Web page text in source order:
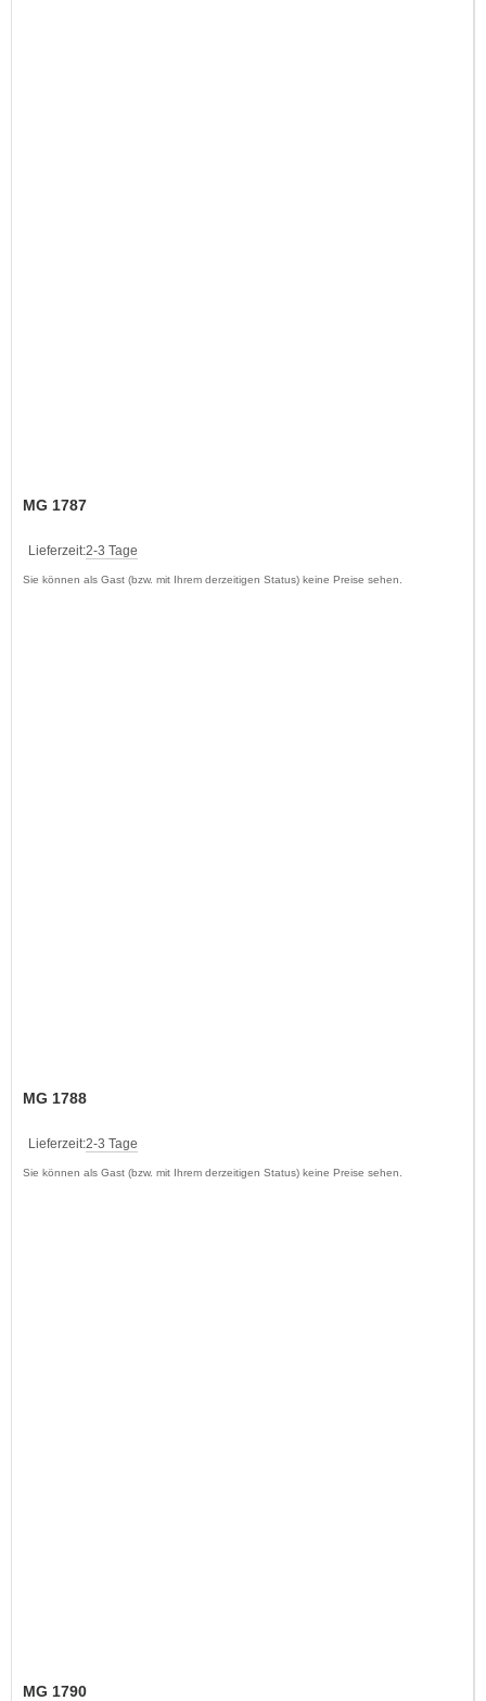
MG 1787
Lieferzeit:2-3 Tage
Sie können als Gast (bzw. mit Ihrem derzeitigen Status) keine Preise sehen.
MG 1788
Lieferzeit:2-3 Tage
Sie können als Gast (bzw. mit Ihrem derzeitigen Status) keine Preise sehen.
MG 1790